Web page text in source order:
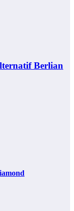
Berlian